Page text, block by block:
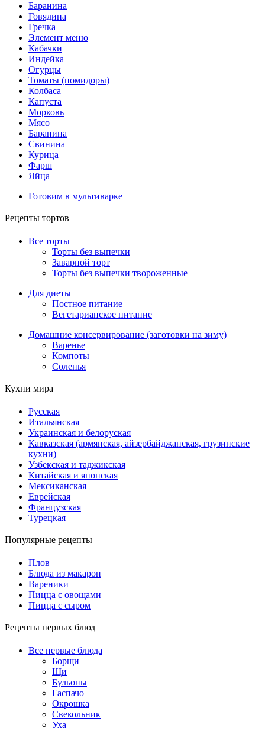
Баранина
Говядина
Гречка
Элемент меню
Кабачки
Индейка
Огурцы
Томаты (помидоры)
Колбаса
Капуста
Морковь
Мясо
Баранина
Свинина
Курица
Фарш
Яйца
Готовим в мультиварке
Рецепты тортов
Все торты
Торты без выпечки
Заварной торт
Торты без выпечки твороженные
Для диеты
Постное питание
Вегетарианское питание
Домашние консервирование (заготовки на зиму)
Варенье
Компоты
Соленья
Кухни мира
Русская
Итальянская
Украинская и белоруская
Кавказская (армянская, айзербайджанская, грузинские
кухни)
Узбекская и таджикская
Китайская и японская
Мексиканская
Еврейская
Французская
Турецкая
Популярные рецепты
Плов
Блюда из макарон
Вареники
Пицца с овощами
Пицца с сыром
Рецепты первых блюд
Все первые блюда
Борщи
Щи
Бульоны
Гаспачо
Окрошка
Свекольник
Уха